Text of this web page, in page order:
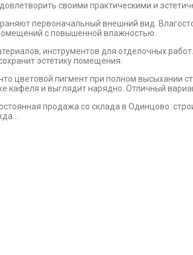
своими практическими и
первоначальный внешний вид.
с повышенной влажностью.
инструментов для отделочных
эстетику помещения.
цветовой пигмент при полном высыхании
кафеля и выглядит нарядно. Отличный
продажа со склада в Одинцово: